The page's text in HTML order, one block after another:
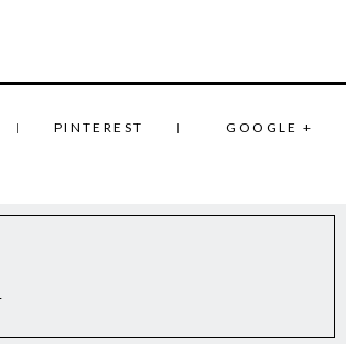
PINTEREST GOOGLE +